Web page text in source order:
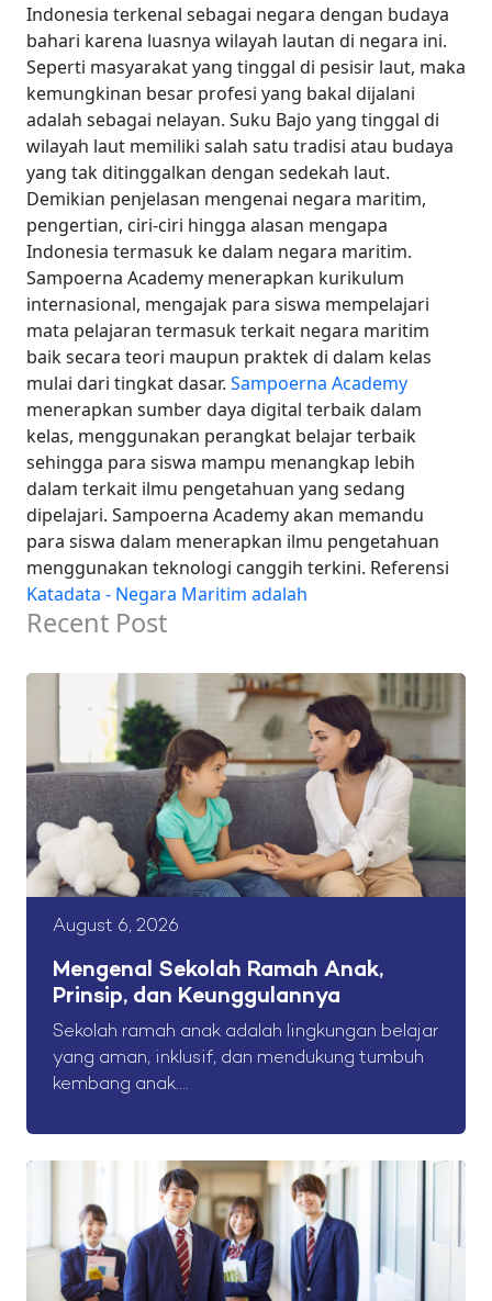
Indonesia terkenal sebagai negara dengan budaya
bahari karena luasnya wilayah lautan di negara ini.
Seperti masyarakat yang tinggal di pesisir laut, maka
kemungkinan besar profesi yang bakal dijalani
adalah sebagai nelayan. Suku Bajo yang tinggal di
wilayah laut memiliki salah satu tradisi atau budaya
yang tak ditinggalkan dengan sedekah laut.
Demikian penjelasan mengenai negara maritim,
pengertian, ciri-ciri hingga alasan mengapa
Indonesia termasuk ke dalam negara maritim.
Sampoerna Academy menerapkan kurikulum
internasional, mengajak para siswa mempelajari
mata pelajaran termasuk terkait negara maritim
baik secara teori maupun praktek di dalam kelas
mulai dari tingkat dasar. Sampoerna Academy
menerapkan sumber daya digital terbaik dalam
kelas, menggunakan perangkat belajar terbaik
sehingga para siswa mampu menangkap lebih
dalam terkait ilmu pengetahuan yang sedang
dipelajari. Sampoerna Academy akan memandu
para siswa dalam menerapkan ilmu pengetahuan
menggunakan teknologi canggih terkini. Referensi
Katadata - Negara Maritim adalah
Recent Post
August 6, 2026
Mengenal Sekolah Ramah Anak,
Prinsip, dan Keunggulannya
Sekolah ramah anak adalah lingkungan belajar
yang aman, inklusif, dan mendukung tumbuh
kembang anak....